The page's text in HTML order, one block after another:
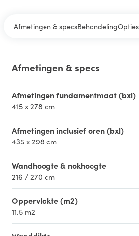
Afmetingen & specsBehandelingOpties
Afmetingen & specs
Afmetingen fundamentmaat (bxl)
415 x 278 cm
Afmetingen inclusief oren (bxl)
435 x 298 cm
Wandhoogte & nokhoogte
216 / 270 cm
Oppervlakte (m2)
11.5 m2